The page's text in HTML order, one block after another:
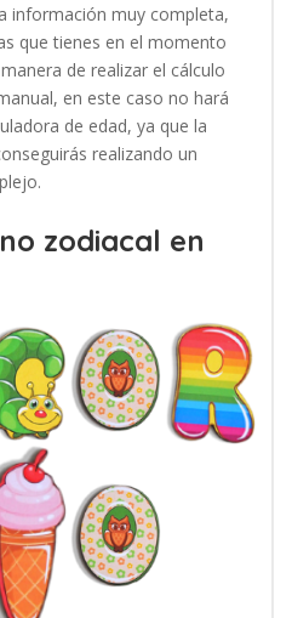
información muy completa,
que tienes en el momento
de realizar el cálculo
en este caso no hará
de edad, ya que la
realizando un
zodiacal en